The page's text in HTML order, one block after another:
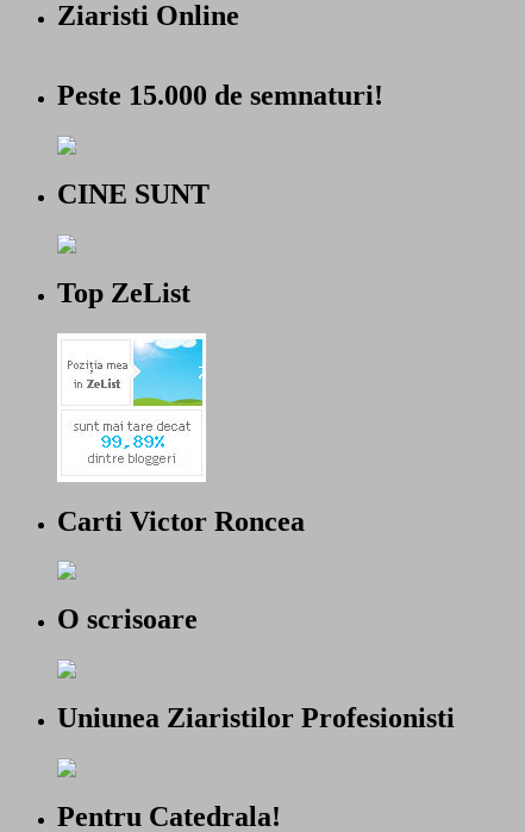
Ziaristi Online
Peste 15.000 de semnaturi!
CINE SUNT
Top ZeList
Carti Victor Roncea
O scrisoare
Uniunea Ziaristilor Profesionisti
Pentru Catedrala!